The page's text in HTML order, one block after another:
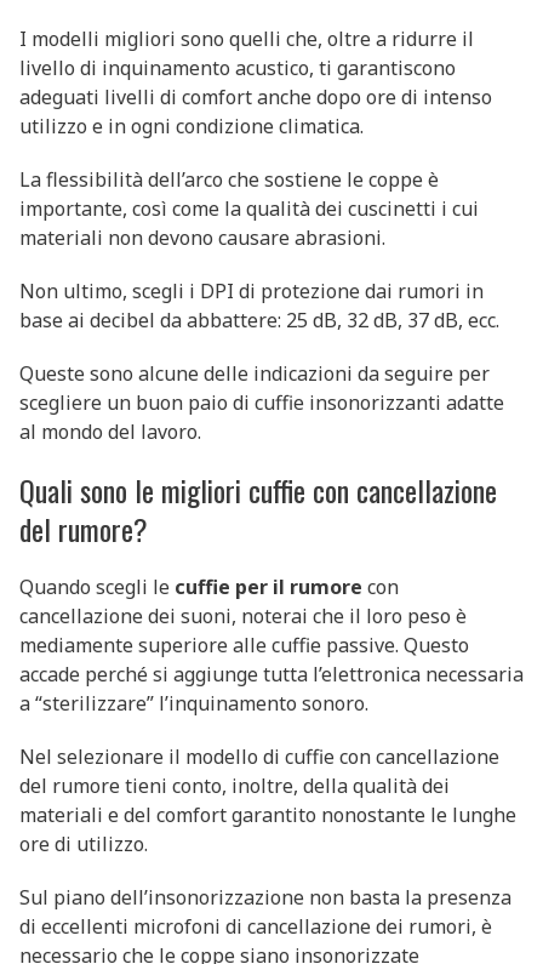
I modelli migliori sono quelli che, oltre a ridurre il
livello di inquinamento acustico, ti garantiscono
adeguati livelli di comfort anche dopo ore di intenso
utilizzo e in ogni condizione climatica.
La flessibilità dell’arco che sostiene le coppe è
importante, così come la qualità dei cuscinetti i cui
materiali non devono causare abrasioni.
Non ultimo, scegli i DPI di protezione dai rumori in
base ai decibel da abbattere: 25 dB, 32 dB, 37 dB, ecc.
Queste sono alcune delle indicazioni da seguire per
scegliere un buon paio di cuffie insonorizzanti adatte
al mondo del lavoro.
Quali sono le migliori cuffie con cancellazione
del rumore?
Quando scegli le cuffie per il rumore con
cancellazione dei suoni, noterai che il loro peso è
mediamente superiore alle cuffie passive. Questo
accade perché si aggiunge tutta l’elettronica necessaria
a “sterilizzare” l’inquinamento sonoro.
Nel selezionare il modello di cuffie con cancellazione
del rumore tieni conto, inoltre, della qualità dei
materiali e del comfort garantito nonostante le lunghe
ore di utilizzo.
Sul piano dell’insonorizzazione non basta la presenza
di eccellenti microfoni di cancellazione dei rumori, è
necessario che le coppe siano insonorizzate